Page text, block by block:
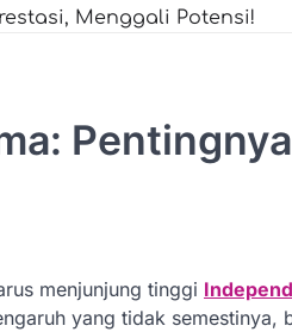
Menggali Potensi!
menjunjung tinggi
yang tidak